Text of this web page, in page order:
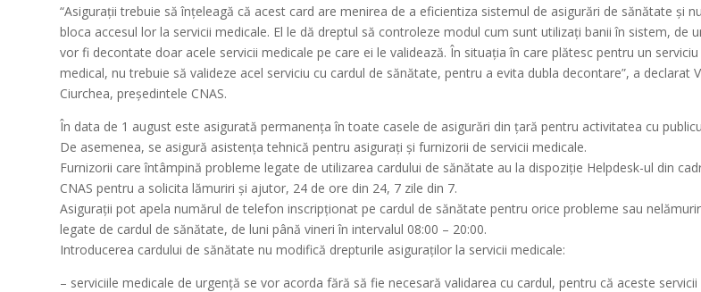
“Asiguraţii trebuie să înţeleagă că acest card are menirea de a eficientiza sistemul de asigurări de sănătate şi
bloca accesul lor la servicii medicale. El le dă dreptul să controleze modul cum sunt utilizaţi banii în sistem, de
vor fi decontate doar acele servicii medicale pe care ei le validează. În situaţia în care plătesc pentru un serviciu
medical, nu trebuie să valideze acel serviciu cu cardul de sănătate, pentru a evita dubla decontare”, a declarat
Ciurchea, preşedintele CNAS.
În data de 1 august este asigurată permanenţa în toate casele de asigurări din ţară pentru activitatea cu
De asemenea, se asigură asistenţa tehnică pentru asiguraţi şi furnizorii de servicii medicale.
Furnizorii care întâmpină probleme legate de utilizarea cardului de sănătate au la dispoziţie Helpdesk-ul din
CNAS pentru a solicita lămuriri şi ajutor, 24 de ore din 24, 7 zile din 7.
Asiguraţii pot apela numărul de telefon inscripţionat pe cardul de sănătate pentru orice probleme sau
legate de cardul de sănătate, de luni până vineri în intervalul 08:00 – 20:00.
Introducerea cardului de sănătate nu modifică drepturile asiguraţilor la servicii medicale:
– serviciile medicale de urgenţă se vor acorda fără să fie necesară validarea cu cardul, pentru că aceste servicii